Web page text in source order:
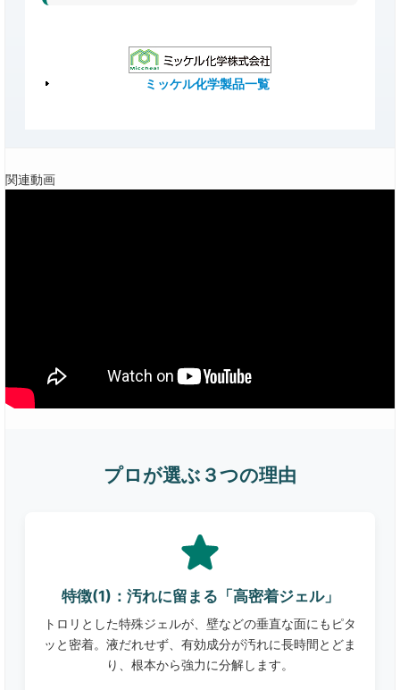
ミッケル化学製品一覧
関連動画
プロが選ぶ３つの理由
特徴(1)：汚れに留まる「高密着ジェル」
トロリとした特殊ジェルが、壁などの垂直な面にもピタ
ッと密着。液だれせず、有効成分が汚れに長時間とどま
り、根本から強力に分解します。